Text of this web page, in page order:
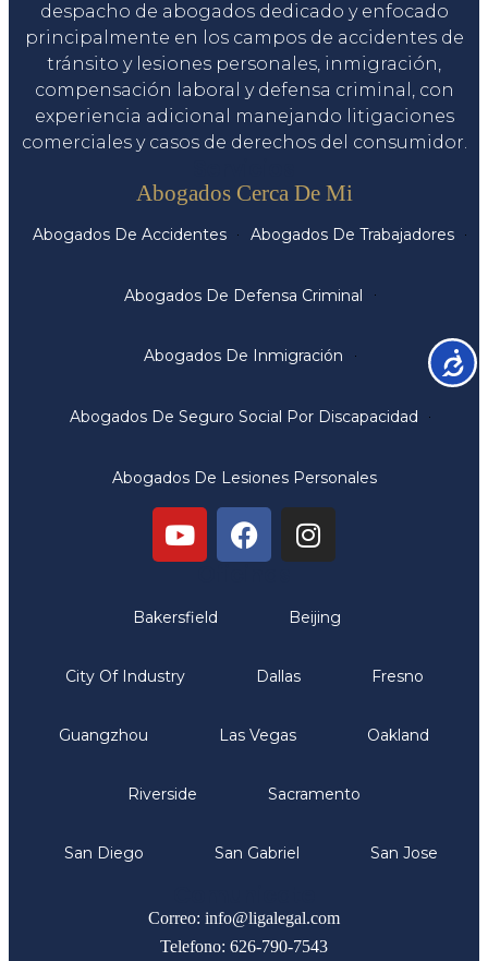
despacho de abogados dedicado y enfocado
principalmente en los campos de accidentes de
tránsito y lesiones personales, inmigración,
compensación laboral y defensa criminal, con
experiencia adicional manejando litigaciones
comerciales y casos de derechos del consumidor.
Abogados Cerca De Mi
Abogados De Accidentes Abogados De Trabajadores
Abogados De Defensa Criminal
Abogados De Inmigración
Abogados De Seguro Social Por Discapacidad
Abogados De Lesiones Personales
Bakersfield Beijing
City Of Industry Dallas Fresno
Guangzhou Las Vegas Oakland
Riverside Sacramento
San Diego San Gabriel San Jose
Correo: info@ligalegal.com
Telefono: 626-790-7543